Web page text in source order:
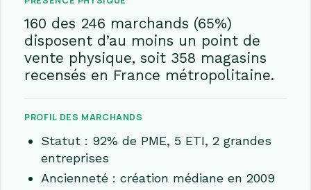
160 des 246 marchands (65%)
disposent d’au moins un point de
vente physique, soit 358 magasins
recensés en France métropolitaine.
PROFIL DES MARCHANDS
Statut : 92% de PME, 5 ETI, 2 grandes
entreprises
Ancienneté : création médiane en 2009